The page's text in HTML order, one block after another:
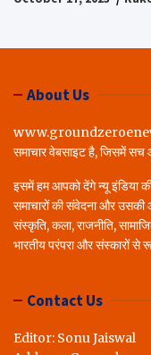
About Us
समाचार वेबसाइट है, जिसमें
इसमें हम आपको देंगे न्यू इंडिया
समाचारों की संवेदना और उसकी
संस्कृति, कला, राजनीति,
भारतीय परंपरा और संस्कारों से
Contact Us
Editor: Sonu Jaiswal